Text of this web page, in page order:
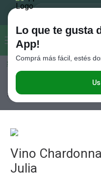
Buscar...
Seleccioná el método de entrega
Lo que te gusta
App!
Comprá más fácil, estés
Santa Julia
Vino
Julia
Términos más buscados
.
Valijas
Cerveza
Galletitas